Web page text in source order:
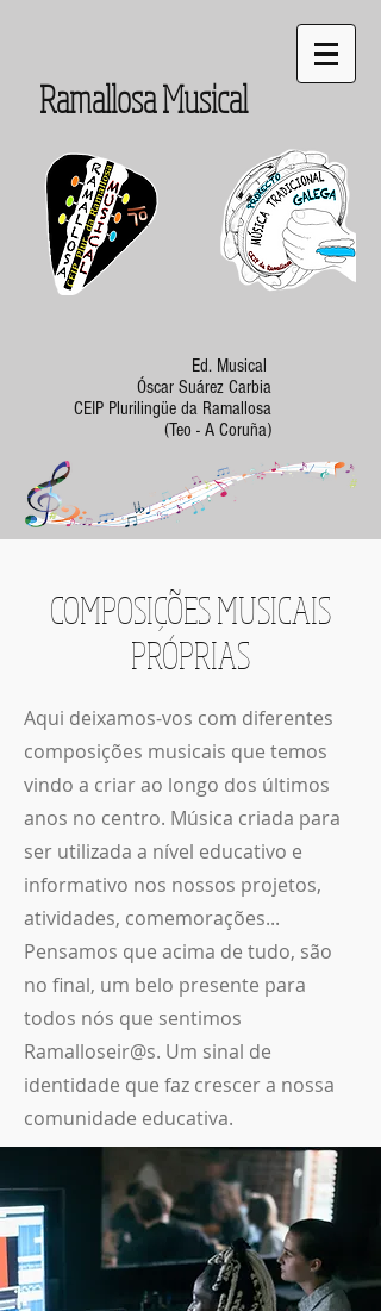
Ramallosa Musical
Ed. Musical
Óscar Suárez Carbia
CEIP Plurilingüe da Ramallosa
(Teo - A Coruña)
COMPOSIÇÕES MUSICAIS
PRÓPRIAS
Aqui deixamos-vos com diferentes
composições musicais que temos
vindo a criar ao longo dos últimos
anos no centro. Música criada para
ser utilizada a nível educativo e
informativo nos nossos projetos,
atividades, comemorações...
Pensamos que acima de tudo, são
no final, um belo presente para
todos nós que sentimos
Ramalloseir@s. Um sinal de
identidade que faz crescer a nossa
comunidade educativa.